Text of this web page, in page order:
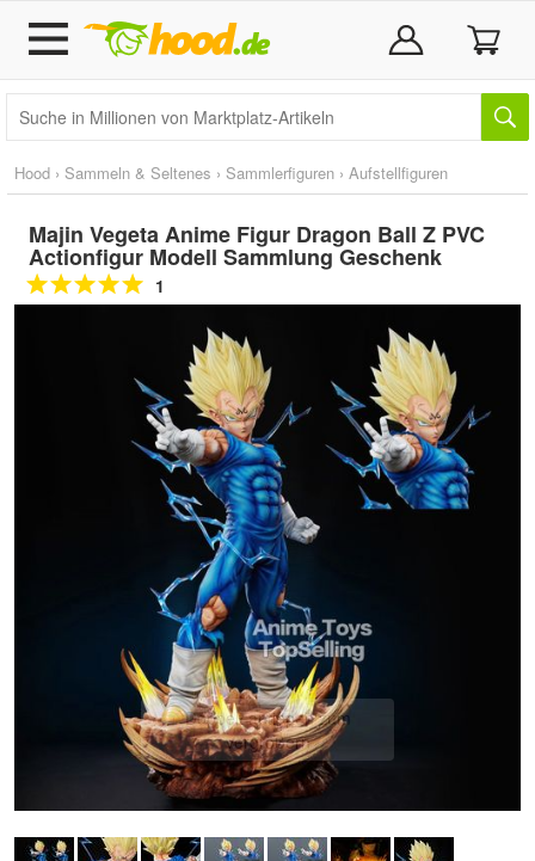
Hood › Sammeln & Seltenes › Sammlerfiguren › Aufstellfiguren
Majin Vegeta Anime Figur Dragon Ball Z PVC
Actionfigur Modell Sammlung Geschenk
1
Doppelt antippen zum
vergrößern